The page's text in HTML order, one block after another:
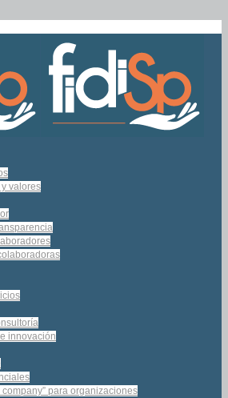
valores
innovación
company” para organizaciones